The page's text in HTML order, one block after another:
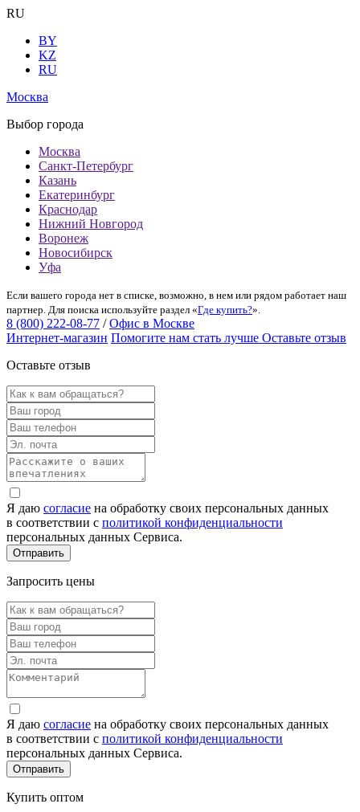
RU
BY
KZ
RU
Москва
Выбор города
Москва
Санкт-Петербург
Казань
Екатеринбург
Краснодар
Нижний Новгород
Воронеж
Новосибирск
Уфа
Если вашего города нет в списке, возможно, в нем или рядом работает наш
партнер. Для поиска используйте раздел «Где купить?».
8 (800) 222-08-77 / Офис в Москве
Интернет-магазин Помогите нам стать лучше Оставьте отзыв
Оставьте отзыв
Я даю согласие на обработку своих персональных данных
в соответствии с политикой конфиденциальности
персональных данных Сервиса.
Запросить цены
Я даю согласие на обработку своих персональных данных
в соответствии с политикой конфиденциальности
персональных данных Сервиса.
Купить оптом